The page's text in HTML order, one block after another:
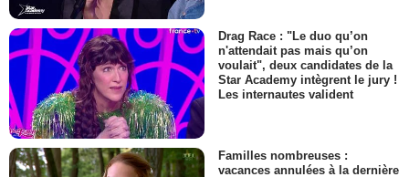
Drag Race : "Le duo qu’on
n'attendait pas mais qu’on
voulait", deux candidates de la
Star Academy intègrent le jury !
Les internautes valident
Familles nombreuses :
vacances annulées à la dernière